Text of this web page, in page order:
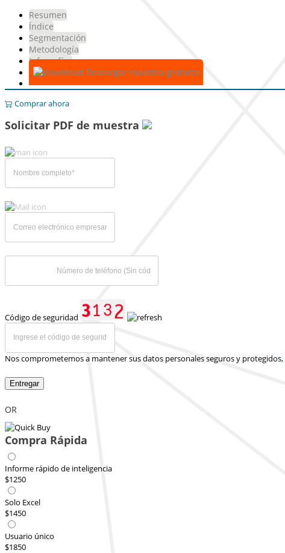
Resumen
Índice
Segmentación
Metodología
Infografías
Descargar muestra gratuita
Comprar ahora
Solicitar PDF de muestra
Código de seguridad
Nos comprometemos a mantener sus datos personales seguros y protegidos,
Entregar
OR
Compra Rápida
Informe rápido de inteligencia
$1250
Solo Excel
$1450
Usuario único
$1850